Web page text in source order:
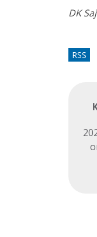
DK
RSS